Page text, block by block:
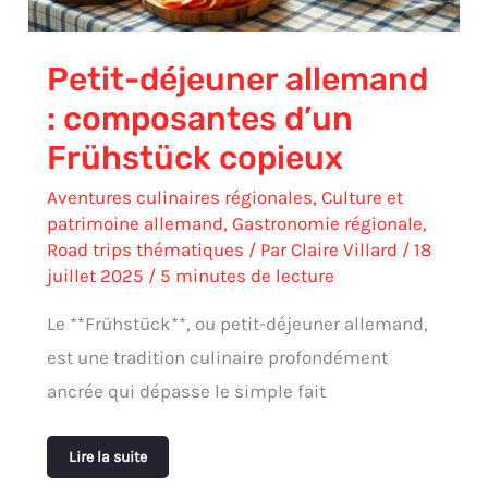
Petit-déjeuner allemand
: composantes d’un
Frühstück copieux
Aventures culinaires régionales,Culture et
patrimoine allemand,Gastronomie régionale,
Road trips thématiques / ParClaire Villard /18
juillet 2025 / 5 minutes de lecture
Le **Frühstück**, ou petit-déjeuner allemand,
est une tradition culinaire profondément
ancrée qui dépasse le simple fait
Lire la suite